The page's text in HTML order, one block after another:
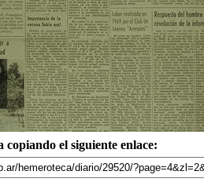
copiando el siguiente enlace: